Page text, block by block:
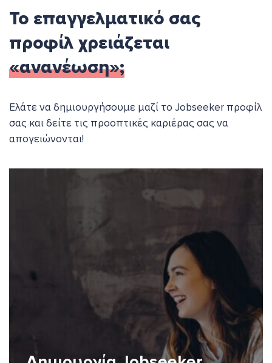
Το επαγγελματικό σας
προφίλ χρειάζεται
«ανανέωση»;
Ελάτε να δημιουργήσουμε μαζί το Jobseeker προφίλ
σας και δείτε τις προοπτικές καριέρας σας να
απογειώνονται!